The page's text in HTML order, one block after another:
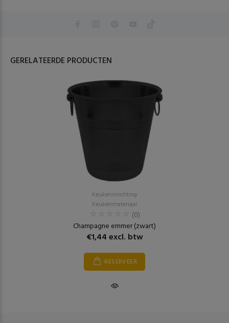
GERELATEERDE PRODUCTEN
Keukeninrichting
Keukenmateriaal
(0)
Champagne emmer (zwart)
€1,44 excl. btw
RESERVEER